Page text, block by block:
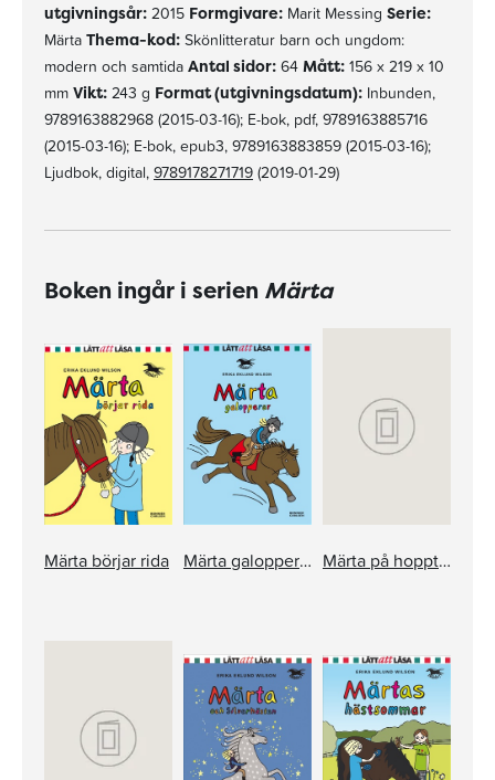
utgivningsår: 2015 Formgivare: Marit Messing Serie:
Märta Thema-kod: Skönlitteratur barn och ungdom:
modern och samtida Antal sidor: 64 Mått: 156 x 219 x 10
mm Vikt: 243 g Format (utgivningsdatum): Inbunden,
9789163882968 (2015-03-16); E-bok, pdf, 9789163885716
(2015-03-16); E-bok, epub3, 9789163883859 (2015-03-16);
Ljudbok, digital, 9789178271719 (2019-01-29)
Boken ingår i serien Märta
Märta börjar rida Märta galopperar Märta på hopptävling